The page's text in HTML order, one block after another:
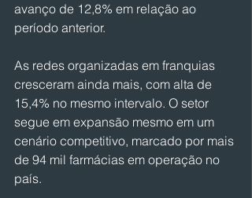
avanço de 12,8% em relação ao
período anterior.
As redes organizadas em franquias
cresceram ainda mais, com alta de
15,4% no mesmo intervalo. O setor
segue em expansão mesmo em um
cenário competitivo, marcado por mais
de 94 mil farmácias em operação no
país.